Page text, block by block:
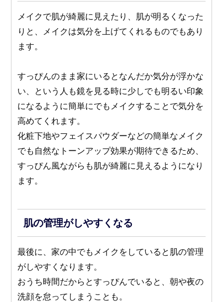
メイクで肌が綺麗に見えたり、肌が明るくなった
りと、メイクは気分を上げてくれるものでもあり
ます。
すっぴんのまま家にいるとなんだか気分が浮かな
い、という人も鏡を見る時に少しでも明るい印象
になるように簡単にでもメイクすることで気分を
高めてくれます。
化粧下地やフェイスパウダーなどの簡単なメイク
でも自然なトーンアップ効果が期待できるため、
すっぴん風ながらも肌が綺麗に見えるようになり
ます。
肌の管理がしやすくなる
最後に、家の中でもメイクをしていると肌の管理
がしやすくなります。
おうち時間だからとすっぴんでいると、朝や夜の
洗顔を怠ってしまうことも。